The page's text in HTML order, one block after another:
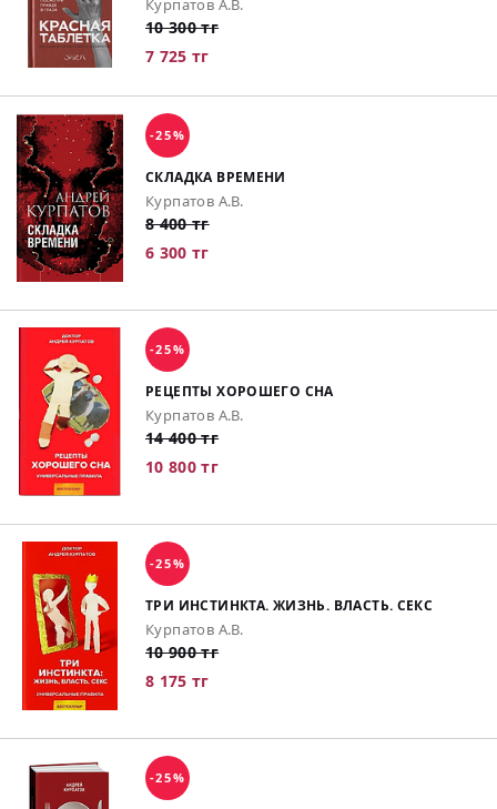
Курпатов А.В.
10 300 тг
7 725 тг
-25%
СКЛАДКА ВРЕМЕНИ
Курпатов А.В.
8 400 тг
6 300 тг
-25%
РЕЦЕПТЫ ХОРОШЕГО СНА
Курпатов А.В.
14 400 тг
10 800 тг
-25%
ТРИ ИНСТИНКТА. ЖИЗНЬ. ВЛАСТЬ. СЕКС
Курпатов А.В.
10 900 тг
8 175 тг
-25%